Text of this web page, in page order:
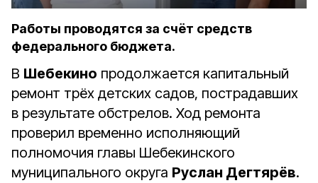
Работы проводятся за счёт средств
федерального бюджета.
В Шебекино продолжается капитальный
ремонт трёх детских садов, пострадавших
в результате обстрелов. Ход ремонта
проверил временно исполняющий
полномочия главы Шебекинского
муниципального округа Руслан Дегтярёв.